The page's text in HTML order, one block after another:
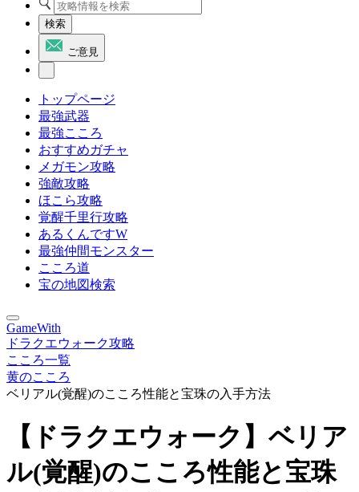
検索
ご意見
トップページ
最強武器
最強こころ
おすすめガチャ
メガモン攻略
強敵攻略
ほこら攻略
覚醒千里行攻略
あるくんですW
最強仲間モンスター
こころ道
宝の地図検索
GameWith
ドラクエウォーク攻略
こころ一覧
黄のこころ
ベリアル(覚醒)のこころ性能と宝珠の入手方法
【ドラクエウォーク】ベリア
ル(覚醒)のこころ性能と宝珠